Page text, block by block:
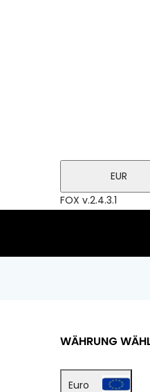
EUR
FOX v.2.4.3.1
WÄHRUNG
Euro